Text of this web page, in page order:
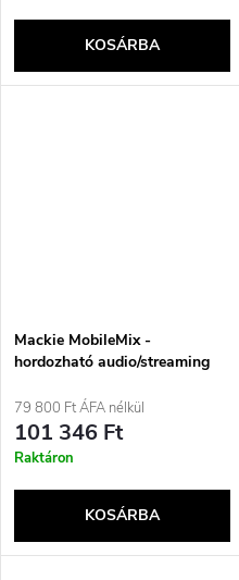
KOSÁRBA
Mackie MobileMix -
hordozható audio/streaming
79 800 Ft ÁFA nélkül
101 346 Ft
Raktáron
KOSÁRBA